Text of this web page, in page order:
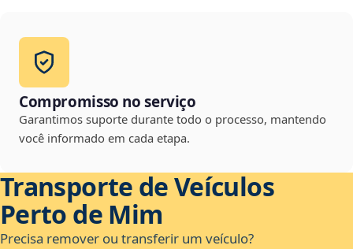
Compromisso no serviço
Garantimos suporte durante todo o processo, mantendo
você informado em cada etapa.
Transporte de Veículos
Perto de Mim
Precisa remover ou transferir um veículo?